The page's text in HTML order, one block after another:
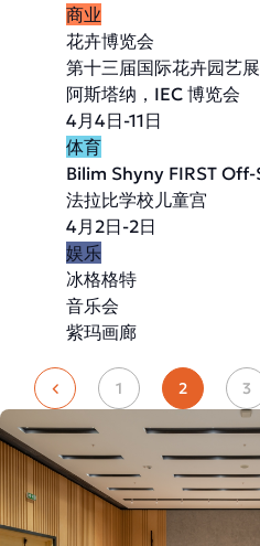
商业
花卉博览会
第十三届国际花卉园艺
阿斯塔纳，IEC 博览会
4月4日-11日
体育
Bilim Shyny FIRST Off-
法拉比学校儿童宫
4月2日-2日
娱乐
冰格格特
音乐会
紫玛画廊
1 2 3